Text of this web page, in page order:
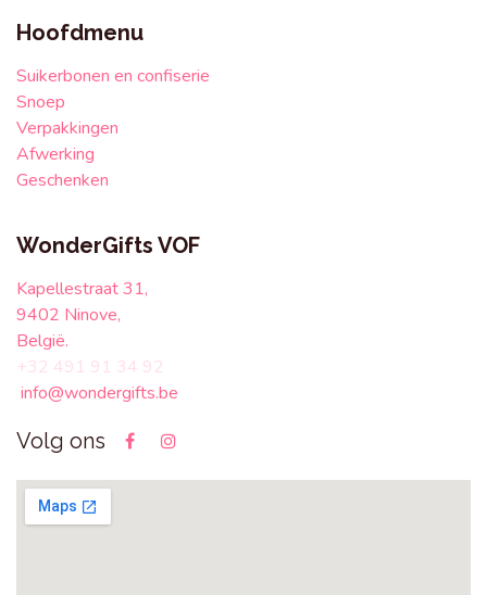
Hoofdmenu
Suikerbonen en confiserie
Snoep
Verpakkingen
Afwerking
Geschenken
WonderGifts VOF
Kapellestraat 31,
9402 Ninove,
België.
+32 491 91 34 92
info@wondergifts.be
Volg ons